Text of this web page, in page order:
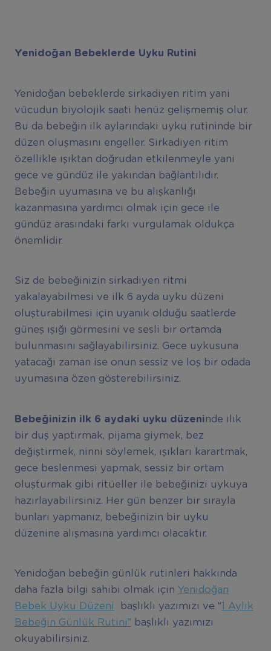
Yenidoğan Bebeklerde Uyku Rutini
Yenidoğan bebeklerde sirkadiyen ritim yani
vücudun biyolojik saati henüz gelişmemiş olur.
Bu da bebeğin ilk aylarındaki uyku rutininde bir
düzen oluşmasını engeller. Sirkadiyen ritim
özellikle ışıktan doğrudan etkilenmeyle yani
gece ve gündüz ile yakından bağlantılıdır.
Bebeğin uyumasına ve bu alışkanlığı
kazanmasına yardımcı olmak için gece ile
gündüz arasındaki farkı vurgulamak oldukça
önemlidir.
Siz de bebeğinizin sirkadiyen ritmi
yakalayabilmesi ve ilk 6 ayda uyku düzeni
oluşturabilmesi için uyanık olduğu saatlerde
güneş ışığı görmesini ve sesli bir ortamda
bulunmasını sağlayabilirsiniz. Gece uykusuna
yatacağı zaman ise onun sessiz ve loş bir odada
uyumasına özen gösterebilirsiniz.
Bebeğinizin ilk 6 aydaki uyku düzeninde ılık
bir duş yaptırmak, pijama giymek, bez
değiştirmek, ninni söylemek, ışıkları karartmak,
gece beslenmesi yapmak, sessiz bir ortam
oluşturmak gibi ritüeller ile bebeğinizi uykuya
hazırlayabilirsiniz. Her gün benzer bir sırayla
bunları yapmanız, bebeğinizin bir uyku
düzenine alışmasına yardımcı olacaktır.
Yenidoğan bebeğin günlük rutinleri hakkında
daha fazla bilgi sahibi olmak için Yenidoğan
Bebek Uyku Düzeni
başlıklı yazımızı ve “1 Aylık
Bebeğin Günlük Rutini” başlıklı yazımızı
okuyabilirsiniz.